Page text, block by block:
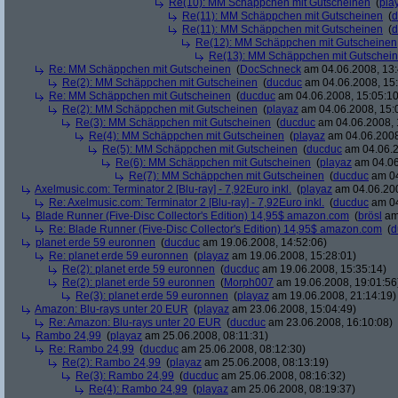
Re(10): MM Schäppchen mit Gutscheinen (
Re(11): MM Schäppchen mit Gutscheinen (
Re(11): MM Schäppchen mit Gutscheinen (
Re(12): MM Schäppchen mit Gutscheinen
Re(13): MM Schäppchen mit
Re: MM Schäppchen mit Gutscheinen (DocSchneck am 04.06.2008,
Re(2): MM Schäppchen mit Gutscheinen (ducduc am 04.06.2008,
Re: MM Schäppchen mit Gutscheinen (ducduc am 04.06.2008,
Re(2): MM Schäppchen mit Gutscheinen (playaz am 04.06.2008,
Re(3): MM Schäppchen mit Gutscheinen (ducduc am 04.06.2008,
Re(4): MM Schäppchen mit Gutscheinen (playaz am
Re(5): MM Schäppchen mit Gutscheinen (ducduc am
Re(6): MM Schäppchen mit Gutscheinen (playaz am
Re(7): MM Schäppchen mit Gutscheinen (ducduc am
Axelmusic.com: Terminator 2 [Blu-ray] - 7,92Euro inkl. (playaz am
Re: Axelmusic.com: Terminator 2 [Blu-ray] - 7,92Euro inkl. (ducduc am
Blade Runner (Five-Disc Collector's Edition) 14,95$ amazon.com (brösl
Re: Blade Runner (Five-Disc Collector's Edition) 14,95$ amazon.com (
planet erde 59 euronnen (ducduc am 19.06.2008, 14:52:06)
Re: planet erde 59 euronnen (playaz am 19.06.2008, 15:28:01)
Re(2): planet erde 59 euronnen (ducduc am 19.06.2008, 15:35:14)
Re(2): planet erde 59 euronnen (Morph007 am 19.06.2008,
Re(3): planet erde 59 euronnen (playaz am 19.06.2008, 21:14:19)
Amazon: Blu-rays unter 20 EUR (playaz am 23.06.2008, 15:04:49)
Re: Amazon: Blu-rays unter 20 EUR (ducduc am 23.06.2008, 16:10:08)
Rambo 24,99 (playaz am 25.06.2008, 08:11:31)
Re: Rambo 24,99 (ducduc am 25.06.2008, 08:12:30)
Re(2): Rambo 24,99 (playaz am 25.06.2008, 08:13:19)
Re(3): Rambo 24,99 (ducduc am 25.06.2008, 08:16:32)
Re(4): Rambo 24,99 (playaz am 25.06.2008, 08:19:37)